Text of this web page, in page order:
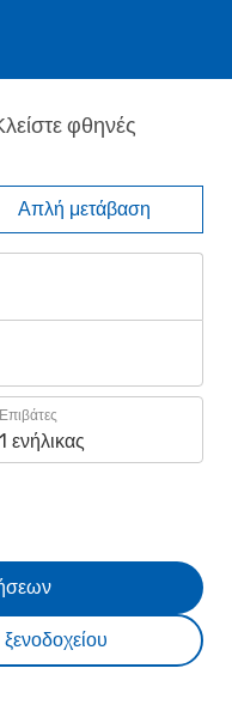
φθηνές
Απλή μετάβαση
Επιβάτες
1 ενήλικας